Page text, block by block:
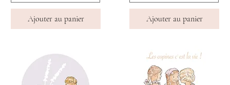
Ajouter au panier Ajouter au panier